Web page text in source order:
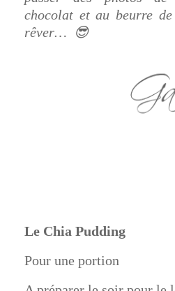
chocolat et au beurre
rêver… 😎
Le Chia Pudding
Pour une portion